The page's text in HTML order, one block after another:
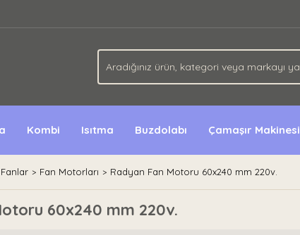
Kombi Isıtma Buzdolabı Çamaşır Makinesi
Fanlar Fan Motorları Radyan Fan Motoru 60x240 mm 220v.
60x240 mm 220v.